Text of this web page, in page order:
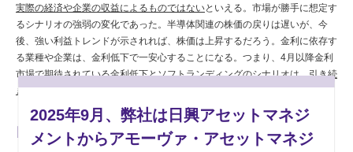
実際の経済や企業の収益によるものではないといえる。市場が勝手に想定す
るシナリオの強弱の変化であった。半導体関連の株価の戻りは遅いが、今
後、強い利益トレンドが示されれば、株価は上昇するだろう。金利に依存す
る業種や企業は、金利低下で一安心することになる。つまり、4月以降金利
市場で期待されている金利低下とソフトランディングのシナリオは、引き続
き有効である。
日本市場は、緩やかな円高と株高の両立へ
2025年9月、弊社は日興アセットマネジ
メントからアモーヴァ・アセットマネジ